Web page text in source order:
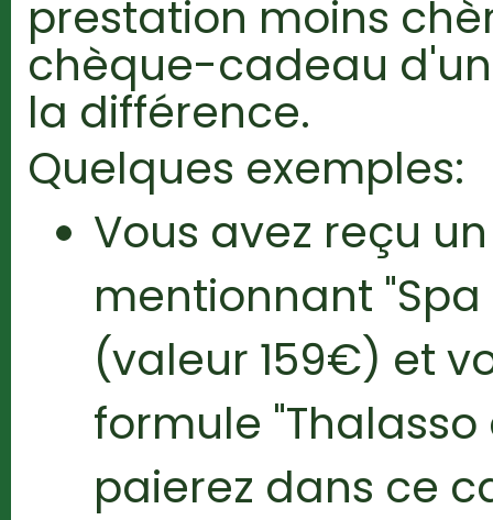
prestation moins
chèque-cadeau
la différence.
Quelques exemples:
Vous avez reçu
mentionnant "Spa
(valeur 159€) et
formule
paierez dans ce